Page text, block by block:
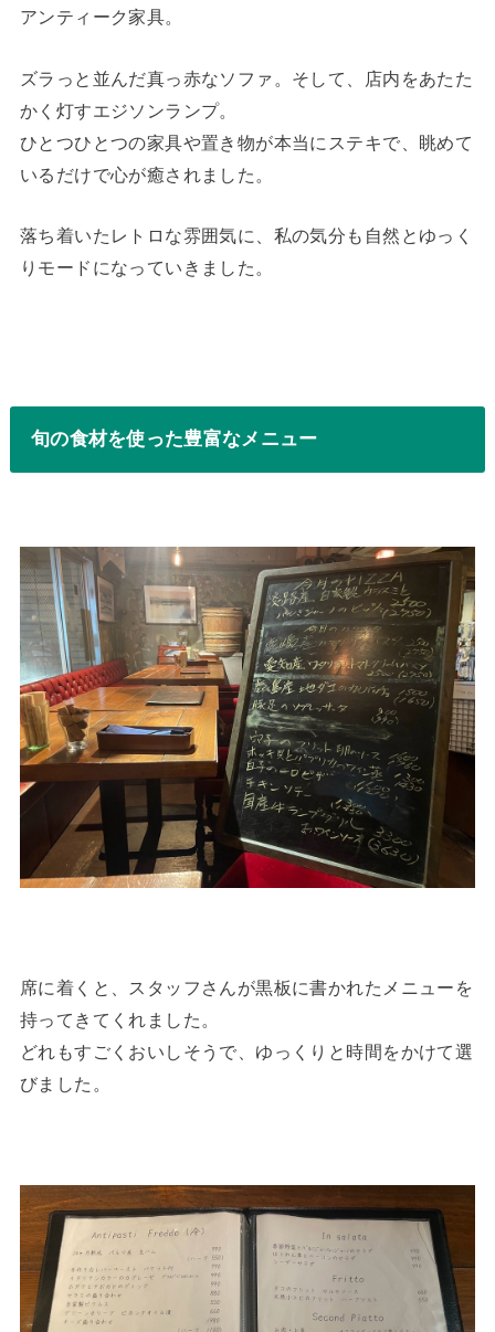
アンティーク家具。
ズラっと並んだ真っ赤なソファ。そして、店内をあたた
かく灯すエジソンランプ。
ひとつひとつの家具や置き物が本当にステキで、眺めて
いるだけで心が癒されました。
落ち着いたレトロな雰囲気に、私の気分も自然とゆっく
りモードになっていきました。
旬の食材を使った豊富なメニュー
席に着くと、スタッフさんが黒板に書かれたメニューを
持ってきてくれました。
どれもすごくおいしそうで、ゆっくりと時間をかけて選
びました。